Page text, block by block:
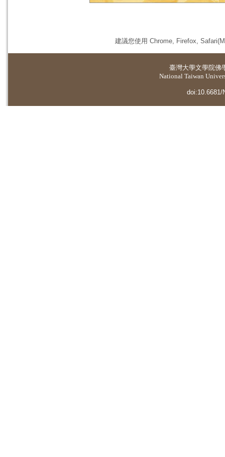
建議您使用 Chrome, Firefox,
臺灣大學文學院佛
National Taiwan
doi:10.6681/